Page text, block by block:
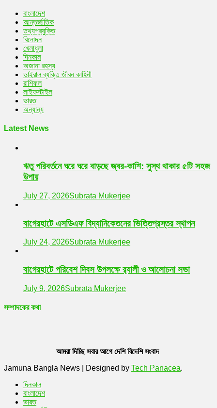
বাংলাদেশ
আন্তর্জাতিক
তথ্যপ্রযুক্তি
বিনোদন
খেলাধুলা
দিনকাল
অজানা রহস্য
ভাইরাল ব্যক্তি জীবন কাহিনী
রাশিফল
লাইফস্টাইল
ভারত
অন্যান্য
Latest News
ঋতু পরিবর্তনে ঘরে ঘরে বাড়ছে জ্বর-কাশি: সুস্থ থাকার ৫টি সহজ
উপায়
July 27, 2026Subrata Mukerjee
বাগেরহাটে এসডিএফ বিদ্যানিকেতনের ভিত্তিপ্রস্তর স্থাপন
July 24, 2026Subrata Mukerjee
বাগেরহাটে পরিবেশ দিবস উপলক্ষে র‌্যালী ও আলোচনা সভা
July 9, 2026Subrata Mukerjee
সম্পাদকের কথা
আমরা দিচ্ছি সবার আগে দেশি বিদেশি সংবাদ
Jamuna Bangla News
Designed by Tech Panacea.
দিনকাল
বাংলাদেশ
ভারত